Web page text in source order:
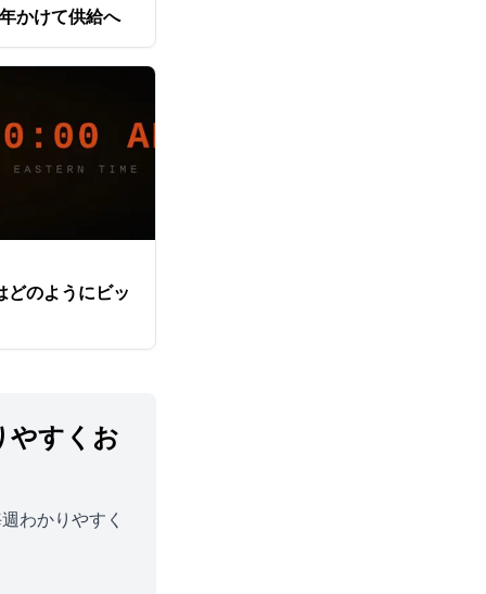
かけて供給へ
のようにビッ
やすくお
わかりやすく